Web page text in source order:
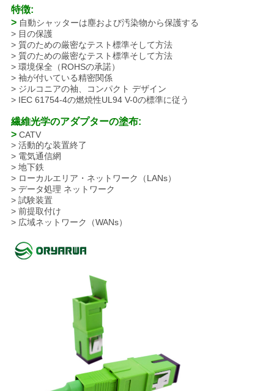
ト
マ
ッ
プ
プ
ラ
イ
バ
シ
ー
特徴:
> 自動シャッターは塵および汚染物から保護する
> 目の保護
> 質のための厳密なテスト標準そして方法
> 質のための厳密なテスト標準そして方法
> 環境保全（ROHSの承諾）
> 袖が付いている精密関係
> ジルコニアの袖、コンパクト デザイン
> IEC 61754-4の燃焼性UL94 V-0の標準に従う
繊維光学のアダプターの塗布:
> CATV
> 活動的な装置終了
> 電気通信網
> 地下鉄
> ローカルエリア・ネットワーク（LANs）
> データ処理 ネットワーク
> 試験装置
> 前提取付け
> 広域ネットワーク（WANs）